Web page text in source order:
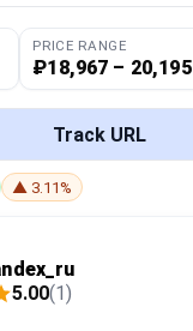
PRICE RANGE
₽18,967 – 20,195
Track URL
▲ 3.11%
5.00(1)